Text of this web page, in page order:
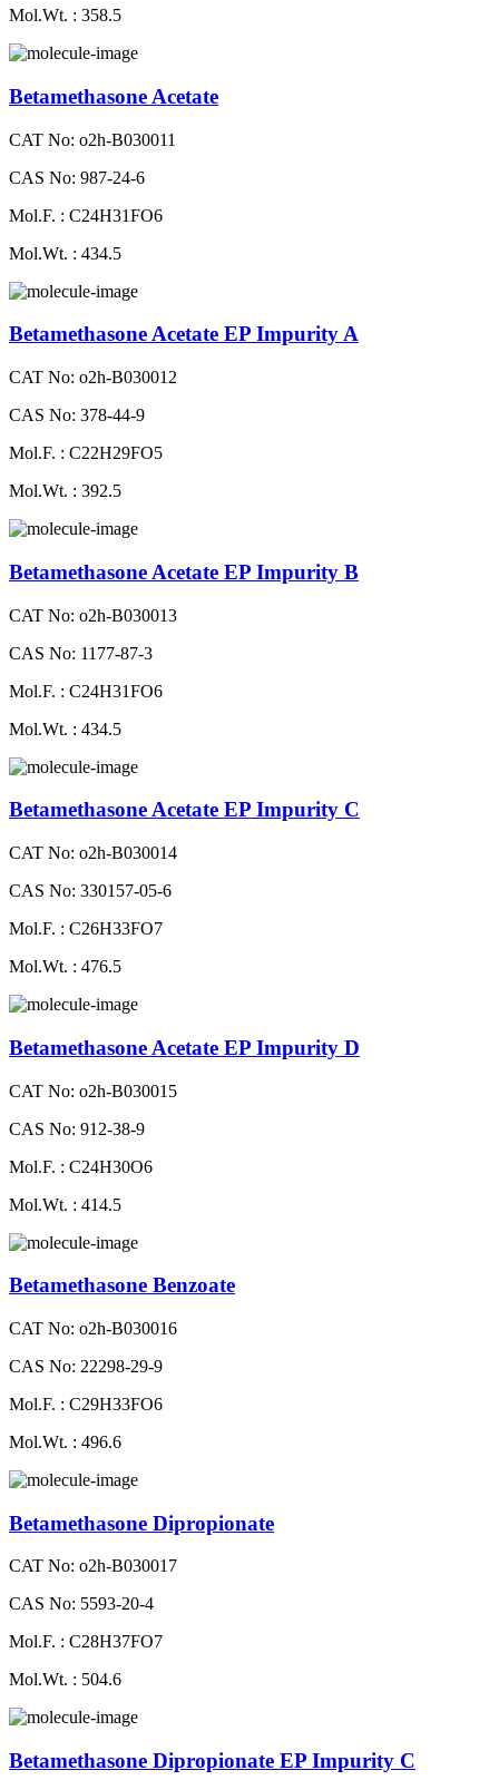
Mol.Wt. : 358.5
Betamethasone Acetate
CAT No: o2h-B030011
CAS No: 987-24-6
Mol.F. : C24H31FO6
Mol.Wt. : 434.5
Betamethasone Acetate EP Impurity A
CAT No: o2h-B030012
CAS No: 378-44-9
Mol.F. : C22H29FO5
Mol.Wt. : 392.5
Betamethasone Acetate EP Impurity B
CAT No: o2h-B030013
CAS No: 1177-87-3
Mol.F. : C24H31FO6
Mol.Wt. : 434.5
Betamethasone Acetate EP Impurity C
CAT No: o2h-B030014
CAS No: 330157-05-6
Mol.F. : C26H33FO7
Mol.Wt. : 476.5
Betamethasone Acetate EP Impurity D
CAT No: o2h-B030015
CAS No: 912-38-9
Mol.F. : C24H30O6
Mol.Wt. : 414.5
Betamethasone Benzoate
CAT No: o2h-B030016
CAS No: 22298-29-9
Mol.F. : C29H33FO6
Mol.Wt. : 496.6
Betamethasone Dipropionate
CAT No: o2h-B030017
CAS No: 5593-20-4
Mol.F. : C28H37FO7
Mol.Wt. : 504.6
Betamethasone Dipropionate EP Impurity C